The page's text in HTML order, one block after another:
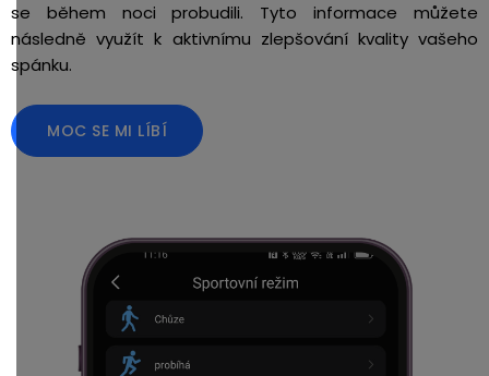
se během noci probudili. Tyto informace můžete
následně využít k aktivnímu zlepšování kvality vašeho
spánku.
MOC SE MI LÍBÍ